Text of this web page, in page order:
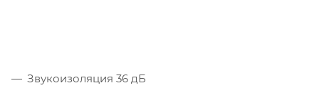
Звукоизоляция 36 дБ